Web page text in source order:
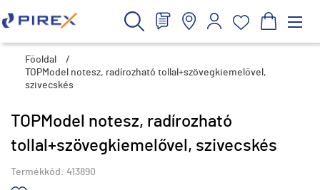
Főoldal
/
TOPModel notesz, radírozható tollal+szövegkiemelővel,
szivecskés
TOPModel notesz, radírozható
tollal+szövegkiemelővel, szivecskés
Termékkód: 413890